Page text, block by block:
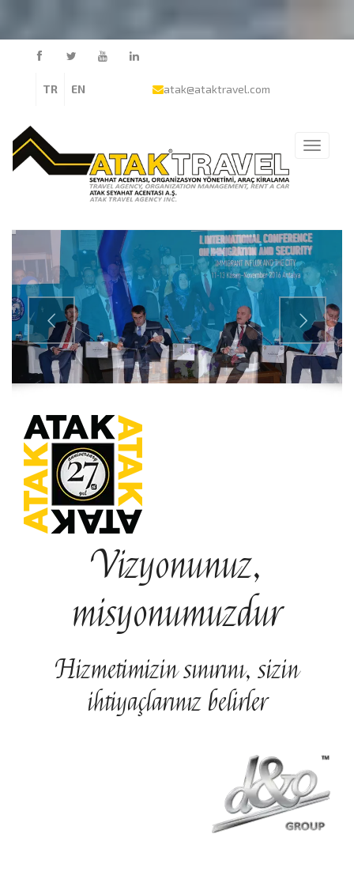
atak@ataktravel.com
TR EN
Vizyonunuz,
misyonumuzdur
Hizmetimizin sınırını, sizin
ihtiyaçlarınız belirler